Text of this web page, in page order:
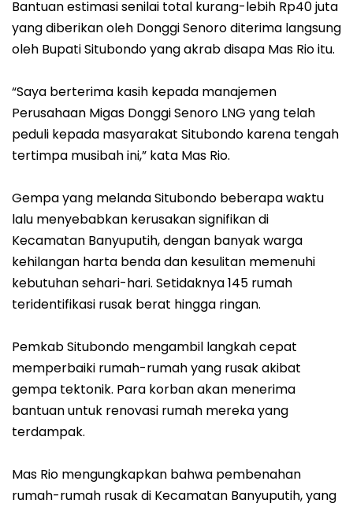
Bantuan estimasi senilai total kurang-lebih Rp40 juta
yang diberikan oleh Donggi Senoro diterima langsung
oleh Bupati Situbondo yang akrab disapa Mas Rio itu.
“Saya berterima kasih kepada manajemen
Perusahaan Migas Donggi Senoro LNG yang telah
peduli kepada masyarakat Situbondo karena tengah
tertimpa musibah ini,” kata Mas Rio.
Gempa yang melanda Situbondo beberapa waktu
lalu menyebabkan kerusakan signifikan di
Kecamatan Banyuputih, dengan banyak warga
kehilangan harta benda dan kesulitan memenuhi
kebutuhan sehari-hari. Setidaknya 145 rumah
teridentifikasi rusak berat hingga ringan.
Pemkab Situbondo mengambil langkah cepat
memperbaiki rumah-rumah yang rusak akibat
gempa tektonik. Para korban akan menerima
bantuan untuk renovasi rumah mereka yang
terdampak.
Mas Rio mengungkapkan bahwa pembenahan
rumah-rumah rusak di Kecamatan Banyuputih, yang